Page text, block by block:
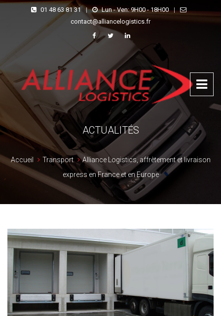
01 48 63 81 31 | Lun - Ven: 9H00 - 18H00
|
contact@alliancelogistics.fr
ACTUALITÉS
Accueil Transport
Alliance Logistics, affrètement et livraison
express en France et en Europe